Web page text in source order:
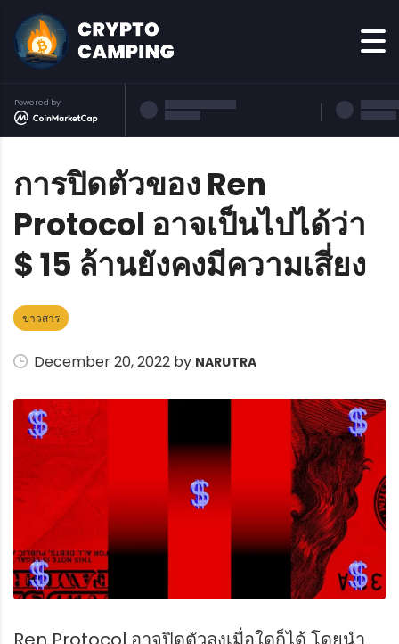
Powered by
การปิดตัวของ Ren
Protocol อาจเป็นไปได้ว่า
$ 15 ล้านยังคงมีความเสี่ยง
ข่าวสาร
December 20, 2022 by NARUTRA